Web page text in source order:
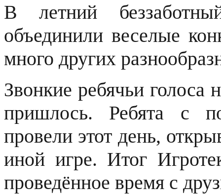
В летний
объединили веселые
много других
Звонкие ребячьи голоса
пришлось. Ребята с
провели этот день,
иной игре. Итог
проведённое время с